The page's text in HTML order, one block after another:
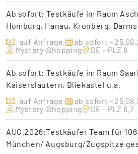
Ab sofort: Testkäufe im Raum
Homburg, Hanau, Kronberg,
auf Anfrage
ab sofort -
Mystery-Shopping
DE - PLZ 6
Ab sofort: Testkäufe im Raum
Kaiserslautern, Bliekastel u.a.
auf Anfrage
ab sofort -
Mystery-Shopping
DE - PLZ 6,7
AUG.2026:Testkäufer Team für
München/ Augsburg/Zugspitze